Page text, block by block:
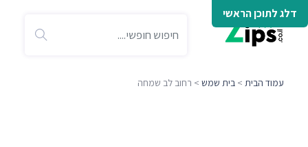
דלג לתוכן הראשי
עמוד הבית > בית שמש > רחוב לב שמחה